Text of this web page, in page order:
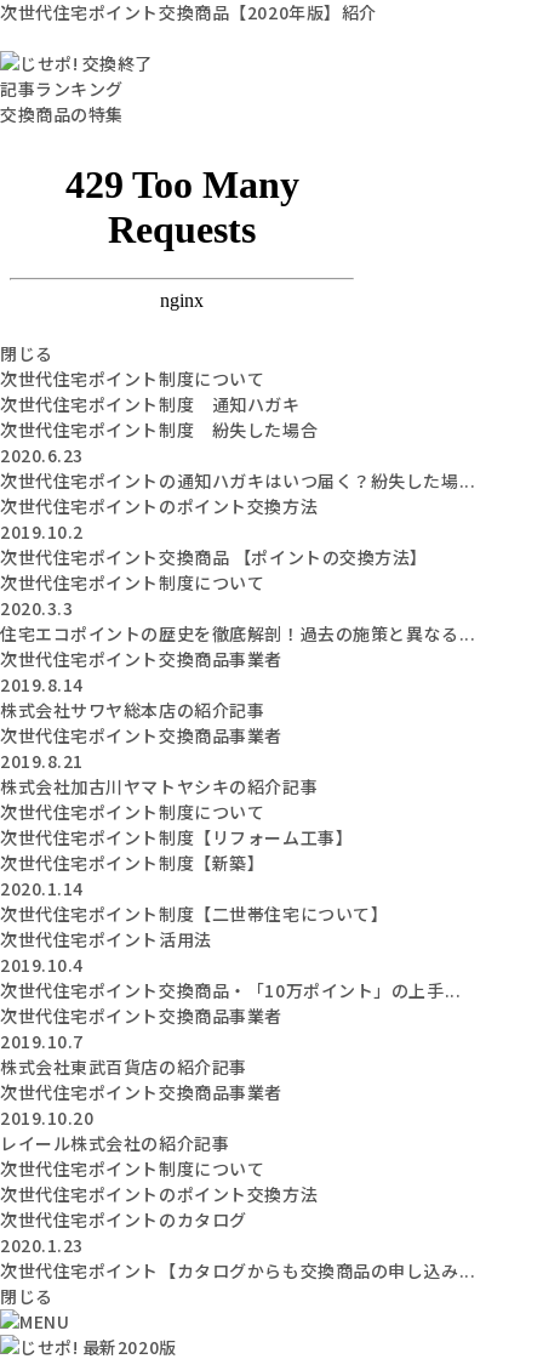
次世代住宅ポイント交換商品【2020年版】紹介
記事ランキング
交換商品の特集
閉じる
次世代住宅ポイント制度について
次世代住宅ポイント制度 通知ハガキ
次世代住宅ポイント制度 紛失した場合
2020.6.23
次世代住宅ポイントの通知ハガキはいつ届く？紛失した場...
次世代住宅ポイントのポイント交換方法
2019.10.2
次世代住宅ポイント交換商品 【ポイントの交換方法】
次世代住宅ポイント制度について
2020.3.3
住宅エコポイントの歴史を徹底解剖！過去の施策と異なる...
次世代住宅ポイント交換商品事業者
2019.8.14
株式会社サワヤ総本店の紹介記事
次世代住宅ポイント交換商品事業者
2019.8.21
株式会社加古川ヤマトヤシキの紹介記事
次世代住宅ポイント制度について
次世代住宅ポイント制度【リフォーム工事】
次世代住宅ポイント制度【新築】
2020.1.14
次世代住宅ポイント制度【二世帯住宅について】
次世代住宅ポイント活用法
2019.10.4
次世代住宅ポイント交換商品・「10万ポイント」の上手...
次世代住宅ポイント交換商品事業者
2019.10.7
株式会社東武百貨店の紹介記事
次世代住宅ポイント交換商品事業者
2019.10.20
レイール株式会社の紹介記事
次世代住宅ポイント制度について
次世代住宅ポイントのポイント交換方法
次世代住宅ポイントのカタログ
2020.1.23
次世代住宅ポイント【カタログからも交換商品の申し込み...
閉じる